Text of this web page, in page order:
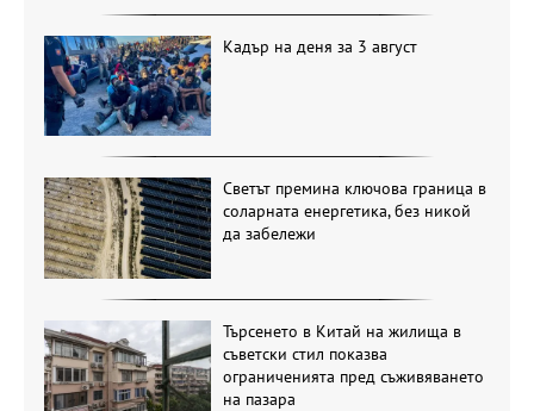
Кадър на деня за 3 август
Светът премина ключова граница в
соларната енергетика, без никой
да забележи
Търсенето в Китай на жилища в
съветски стил показва
ограниченията пред съживяването
на пазара